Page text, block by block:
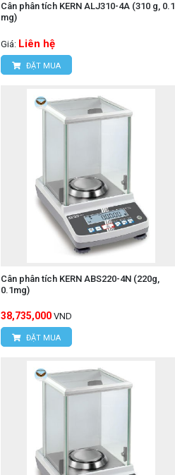
Cân phân tích KERN ALJ310-4A (310 g, 0.1
mg)
Giá: Liên hệ
ĐẶT MUA
Cân phân tích KERN ABS220-4N (220g,
0.1mg)
38,735,000 VND
ĐẶT MUA